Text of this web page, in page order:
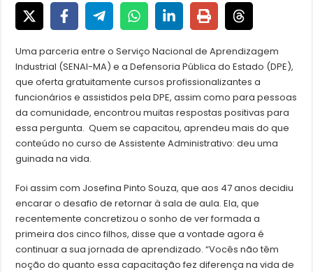
Uma parceria entre o Serviço Nacional de Aprendizagem
Industrial (SENAI-MA) e a Defensoria Pública do Estado (DPE),
que oferta gratuitamente cursos profissionalizantes a
funcionários e assistidos pela DPE, assim como para pessoas
da comunidade, encontrou muitas respostas positivas para
essa pergunta. Quem se capacitou, aprendeu mais do que
conteúdo no curso de Assistente Administrativo: deu uma
guinada na vida.
Foi assim com Josefina Pinto Souza, que aos 47 anos decidiu
encarar o desafio de retornar à sala de aula. Ela, que
recentemente concretizou o sonho de ver formada a
primeira dos cinco filhos, disse que a vontade agora é
continuar a sua jornada de aprendizado. “Vocês não têm
noção do quanto essa capacitação fez diferença na vida de